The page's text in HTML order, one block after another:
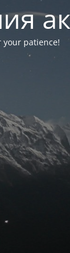
your patience!